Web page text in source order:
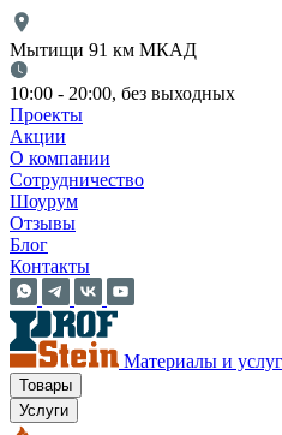
Мытищи 91 км МКАД
10:00 - 20:00, без выходных
Проекты
Акции
О компании
Сотрудничество
Шоурум
Отзывы
Блог
Контакты
Материалы и
Товары
Услуги